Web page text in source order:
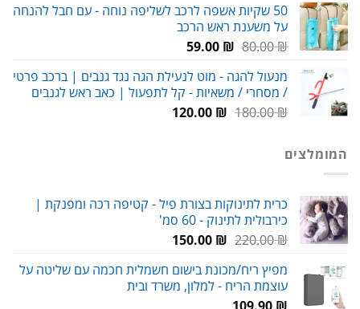
היה:
38.00 ₪.
הוא:
29.00 ₪.
50 שקיות אשפה לרכב לשליפה נוחה - עם חבל להנחה
על משענת ראש הרכב
80.00₪
המחיר
היה:
80.00 ₪.
59.00 ₪
המחיר
הוא:
59.00 ₪.
מנעול להגה - מוט לנעילת הגה נגד גנבים | ברכב פרטי
/ מסחרי / משאיות - קל לתפעול | כאב ראש לגנבים
180.00₪
המחיר120.00 ₪
המחיר
המומלצים
כרית לתינוקות בצורת פיל - קטיפה רכה ומפנקת |
כירבולית לתינוק - 60 סמ'
220.00₪
המחיר
היה:
220.00 ₪.
150.00 ₪
המחיר
הוא:
150.00 ₪.
מפיץ ריח/מכונת בישום חשמלית חכמה עם שליטה על
עוצמת הריח - למלון, משרד ובית